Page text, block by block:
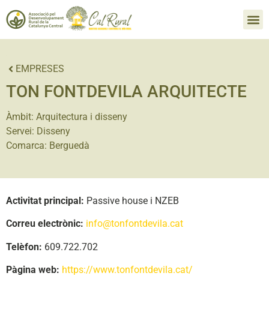
EMPRESES
TON FONTDEVILA ARQUITECTE
Àmbit: Arquitectura i disseny
Servei: Disseny
Comarca: Berguedà
Activitat principal: Passive house i NZEB
Correu electrònic: info@tonfontdevila.cat
Telèfon: 609.722.702
Pàgina web: https://www.tonfontdevila.cat/